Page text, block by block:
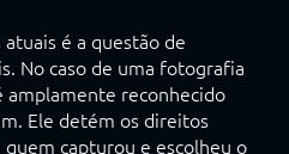
é a questão de
No caso de uma fotografia
reconhecido
Ele detém os direitos
capturou e escolheu o